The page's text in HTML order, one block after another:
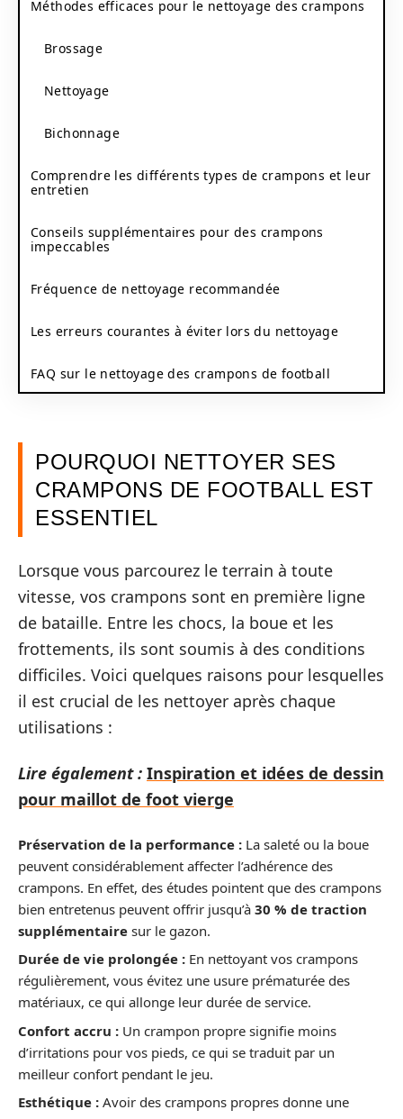
Méthodes efficaces pour le nettoyage des crampons
Brossage
Nettoyage
Bichonnage
Comprendre les différents types de crampons et leur
entretien
Conseils supplémentaires pour des crampons
impeccables
Fréquence de nettoyage recommandée
Les erreurs courantes à éviter lors du nettoyage
FAQ sur le nettoyage des crampons de football
POURQUOI NETTOYER SES
CRAMPONS DE FOOTBALL EST
ESSENTIEL
Lorsque vous parcourez le terrain à toute
vitesse, vos crampons sont en première ligne
de bataille. Entre les chocs, la boue et les
frottements, ils sont soumis à des conditions
difficiles. Voici quelques raisons pour lesquelles
il est crucial de les nettoyer après chaque
utilisations :
Lire également : Inspiration et idées de dessin
pour maillot de foot vierge
Préservation de la performance : La saleté ou la boue
peuvent considérablement affecter l’adhérence des
crampons. En effet, des études pointent que des crampons
bien entretenus peuvent offrir jusqu’à 30 % de traction
supplémentaire sur le gazon.
Durée de vie prolongée : En nettoyant vos crampons
régulièrement, vous évitez une usure prématurée des
matériaux, ce qui allonge leur durée de service.
Confort accru : Un crampon propre signifie moins
d’irritations pour vos pieds, ce qui se traduit par un
meilleur confort pendant le jeu.
Esthétique : Avoir des crampons propres donne une